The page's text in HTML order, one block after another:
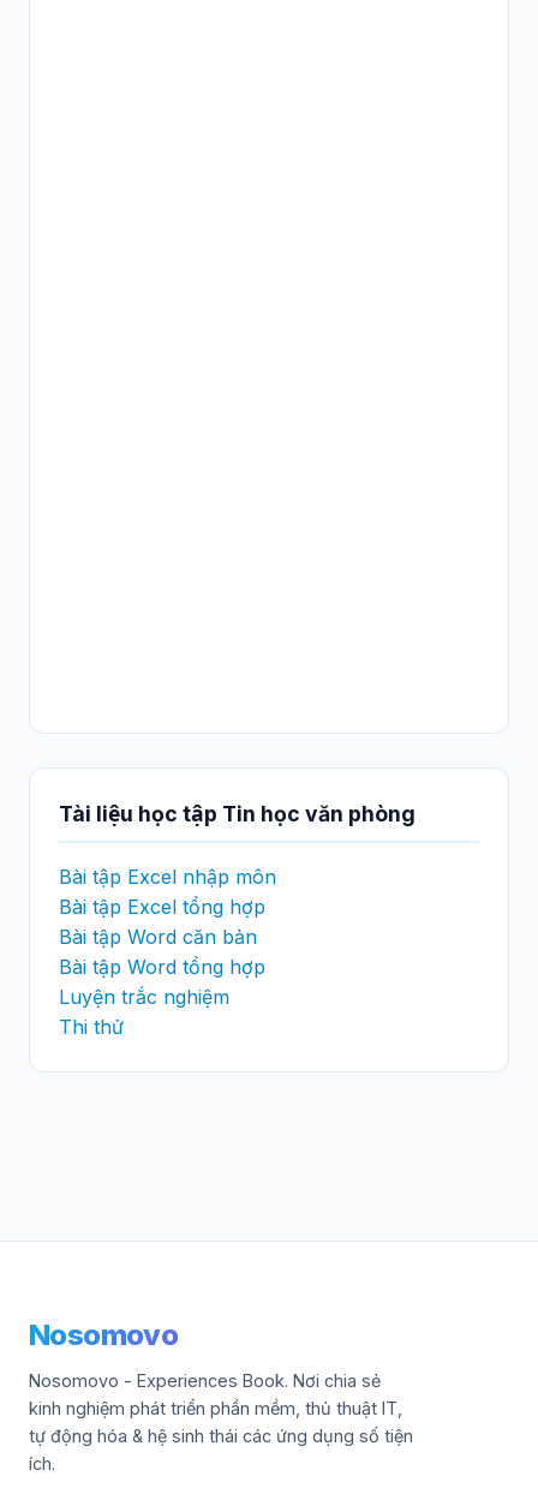
Tài liệu học tập Tin học văn phòng
Bài tập Excel nhập môn
Bài tập Excel tổng hợp
Bài tập Word căn bản
Bài tập Word tổng hợp
Luyện trắc nghiệm
Thi thử
Nosomovo
Nosomovo - Experiences Book. Nơi chia sẻ
kinh nghiệm phát triển phần mềm, thủ thuật IT,
tự động hóa & hệ sinh thái các ứng dụng số tiện
ích.